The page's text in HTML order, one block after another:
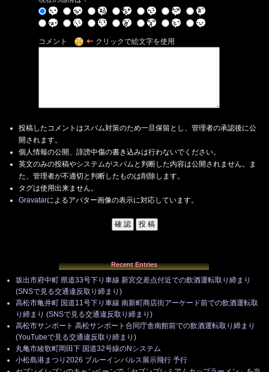
コメント クリックで絵文字を使用
投稿したコメントはスパム対策のため一旦保留とし、管理者の承認後に公
開されます。
個人情報の公開、誹謗中傷の書き込みは行わないでください。
英文のみの投稿やシステムがスパムと判断した内容は公開されません。ま
た、管理者が不適切と判断したものは削除します。
タグは使用出来ません。
Gravatarによるアバター画像の表示に対応しています。
Recent Entries
坂出市府中町 県道33号下り車線 新宮交差点付近での飲酒運転取り締まり
(SNSで見る交通違反取り締まり)
高松市亀井町 国道11号下り車線 南新町商店街アーケード前での飲酒運転取
り締まり (SNSで見る交通違反取り締まり)
高松市サンポート 高松サンポート合同庁舎南館前での飲酒運転取り締まり
(YouTubeで見る交通違反取り締まり)
丸亀市綾歌町岡田下 国道32号線のNシステム
小松島港まつり2026 ブルーインパルス展示飛行 予行